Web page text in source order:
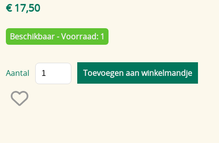
€ 17,50
Beschikbaar - Voorraad: 1
Aantal